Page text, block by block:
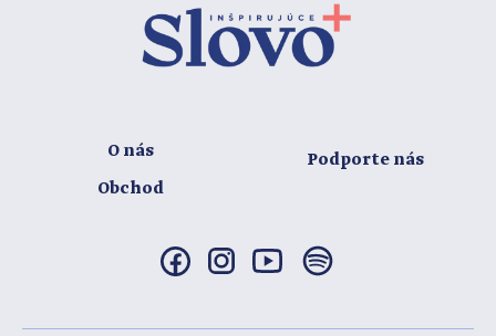
O nás
Obchod
Podporte nás